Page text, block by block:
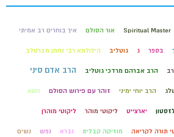
Spiritual Master אור הסולם איך בוחרים רב אמיתי
בספר ג גוטליב הילולתא רבי נחמן מברסלב
הרב אברהם מרדכי גוטליב הרב אדם סיני
הרב יוחי ימיני זוהר עם פירוש הסולם חטא
יארצייט ליקוטי מוהר ליקוטי מוהרן
תורה לקריאה מוזיקה קבלית נברא נפש נשים